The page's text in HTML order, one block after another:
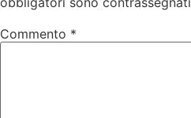
Commento *